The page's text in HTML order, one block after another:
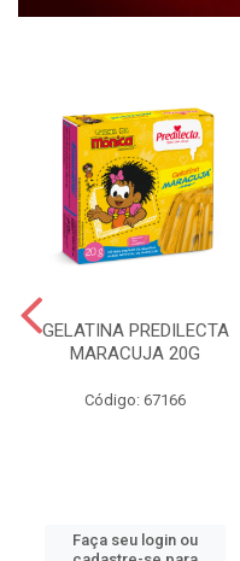
GELATINA PREDILECTA
MARACUJA 20G
Código: 67166
Faça seu login ou